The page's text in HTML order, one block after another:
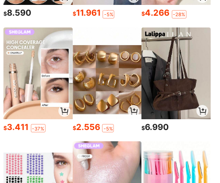
$8.590 $11.961 -5% $4.266 -28%
$3.411 -37% $2.556 -5% $6.990